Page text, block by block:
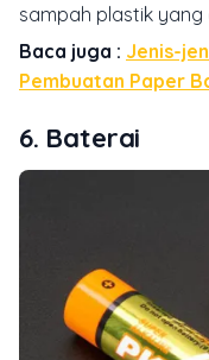
sampah plastik yang
Baca juga : Jenis-
Pembuatan Paper
6. Baterai